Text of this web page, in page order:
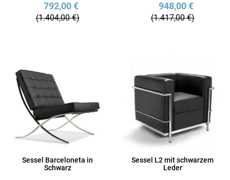
792,00 €
(1.404,00 €)
948,00 €
(1.417,00 €)
Sessel Barceloneta in
Schwarz
Sessel L2 mit schwarzem
Leder